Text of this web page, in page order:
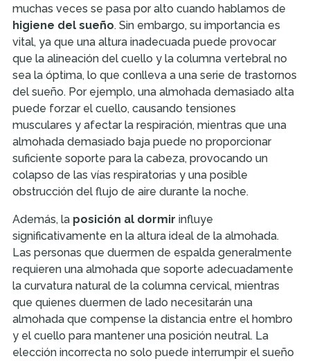
muchas veces se pasa por alto cuando hablamos de
higiene del sueño. Sin embargo, su importancia es
vital, ya que una altura inadecuada puede provocar
que la alineación del cuello y la columna vertebral no
sea la óptima, lo que conlleva a una serie de trastornos
del sueño. Por ejemplo, una almohada demasiado alta
puede forzar el cuello, causando tensiones
musculares y afectar la respiración, mientras que una
almohada demasiado baja puede no proporcionar
suficiente soporte para la cabeza, provocando un
colapso de las vías respiratorias y una posible
obstrucción del flujo de aire durante la noche.
Además, la posición al dormir influye
significativamente en la altura ideal de la almohada.
Las personas que duermen de espalda generalmente
requieren una almohada que soporte adecuadamente
la curvatura natural de la columna cervical, mientras
que quienes duermen de lado necesitarán una
almohada que compense la distancia entre el hombro
y el cuello para mantener una posición neutral. La
elección incorrecta no solo puede interrumpir el sueño